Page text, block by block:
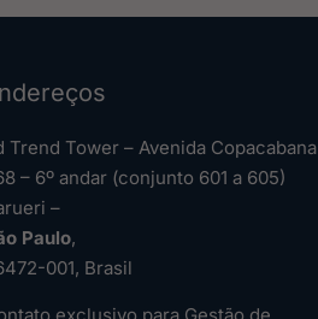
Trend Tower – Avenida Copacabana
– 6º andar (conjunto 601 a 605)
–
Paulo,
001, Brasil